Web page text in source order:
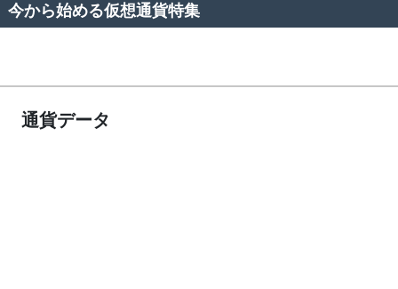
今から始める仮想通貨特集
通貨データ